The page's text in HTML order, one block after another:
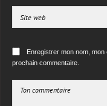
Téléchargez
colorée et apportez
reptiles, les étudiants
exotiques et les
défenseurs de
prochain commentaire.